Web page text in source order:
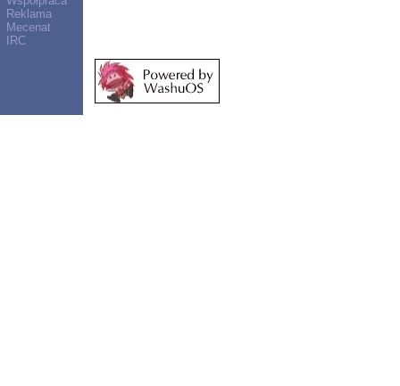
Reklama
Mecenat
IRC